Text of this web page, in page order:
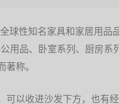
球性知名家具和家居用品
用品、卧室系列、厨房系
称。
可以收进沙发下方，也有